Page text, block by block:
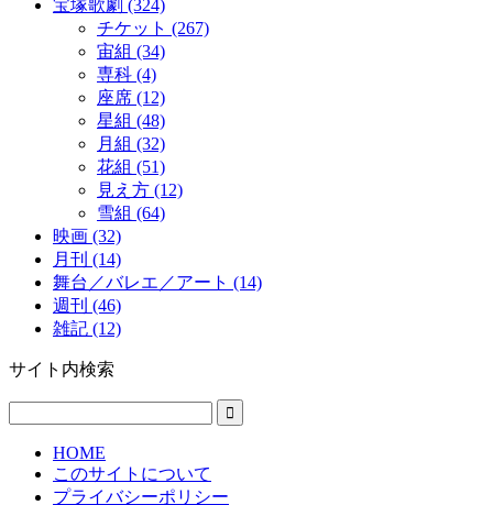
宝塚歌劇 (324)
チケット (267)
宙組 (34)
専科 (4)
座席 (12)
星組 (48)
月組 (32)
花組 (51)
見え方 (12)
雪組 (64)
映画 (32)
月刊 (14)
舞台／バレエ／アート (14)
週刊 (46)
雑記 (12)
サイト内検索
HOME
このサイトについて
プライバシーポリシー